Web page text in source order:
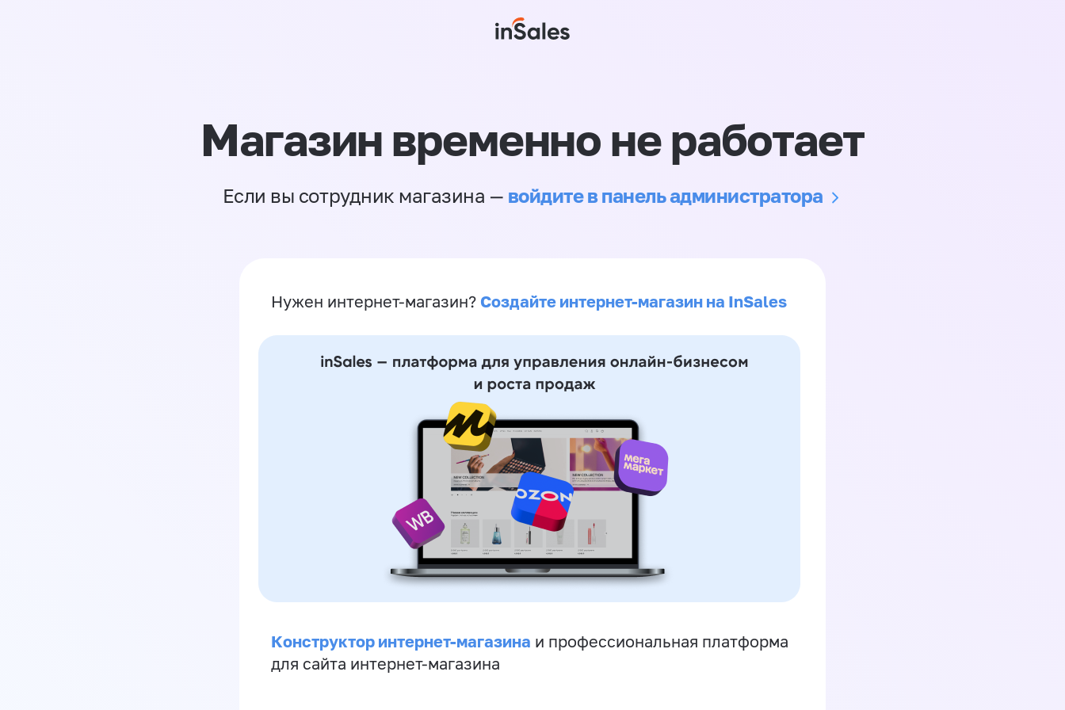
Магазин временно не работает
Если вы сотрудник магазина — войдите в панель администратора
Нужен интернет-магазин? Создайте интернет-магазин на InSales
Конструктор интернет-магазина и профессиональная платформа
для сайта интернет-магазина